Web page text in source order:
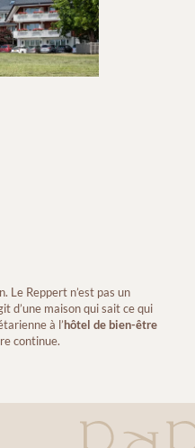
Le Reppert n’est pas un
d’une maison qui sait ce qui
à l’hôtel de bien-être
continue.